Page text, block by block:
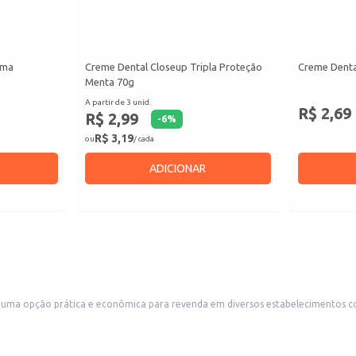
Creme Dental Closeup Tripla Proteção
Menta 70g
A partir de 3 unid.
R$ 2,99 -6%
ouR$ 3,19/ cada
ADICIONAR
Creme
R$ 2,69
opção prática e econômica para revenda em diversos estabelecimentos